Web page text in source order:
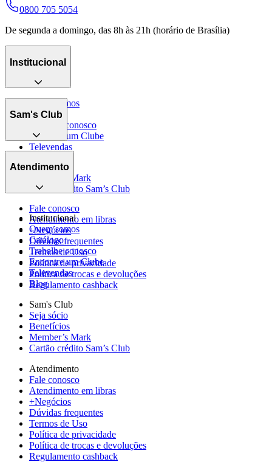
0800 705 5054
De segunda a domingo, das 8h às 21h (horário de Brasília)
Institucional
Quem somos
Catálogo
Trabalhe conosco
Encontre um Clube
Televendas
Sam's Club
Benefícios
Member’s Mark
Cartão crédito Sam’s Club
Atendimento
Fale conosco
Atendimento em libras
+Negócios
Dúvidas frequentes
Termos de Uso
Política de privacidade
Política de trocas e devoluções
Regulamento cashback
Institucional
Quem somos
Catálogo
Trabalhe conosco
Encontre um Clube
Televendas
Blog
Sam's Club
Seja sócio
Benefícios
Member’s Mark
Cartão crédito Sam’s Club
Atendimento
Fale conosco
Atendimento em libras
+Negócios
Dúvidas frequentes
Termos de Uso
Política de privacidade
Política de trocas e devoluções
Regulamento cashback